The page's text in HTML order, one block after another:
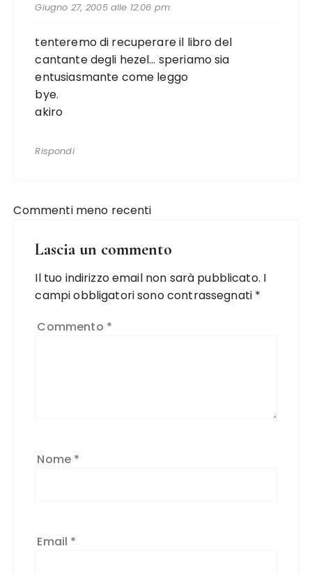
Giugno 27, 2005 alle 12:06 pm
tenteremo di recuperare il libro del
cantante degli hezel… speriamo sia
entusiasmante come leggo
bye.
akiro
Rispondi
Commenti meno recenti
Lascia un commento
Il tuo indirizzo email non sarà pubblicato. I
campi obbligatori sono contrassegnati *
Commento *
Nome *
Email *